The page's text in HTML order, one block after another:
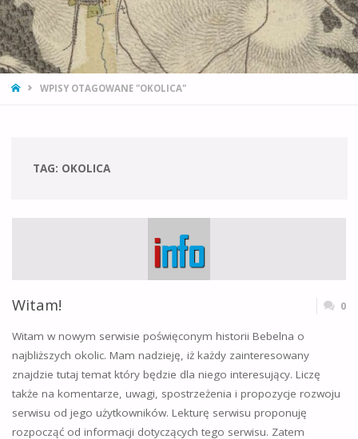
STRONA
WPISY OTAGOWANE "OKOLICA"
TAG: OKOLICA
Witam! 0
Witam w nowym serwisie poświęconym historii Bebelna o
najbliższych okolic. Mam nadzieję, iż każdy zainteresowany
znajdzie tutaj temat który będzie dla niego interesujący. Liczę
także na komentarze, uwagi, spostrzeżenia i propozycje rozwoju
serwisu od jego użytkowników. Lekturę serwisu proponuję
rozpocząć od informacji dotyczących tego serwisu. Zatem